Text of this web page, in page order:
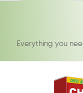
Everything you